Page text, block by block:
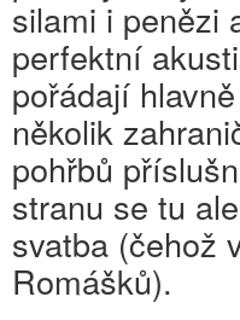
silami i penězi
perfektní
pořádají
několik
pohřbů
stranu se tu
svatba (čehož
Romášků).